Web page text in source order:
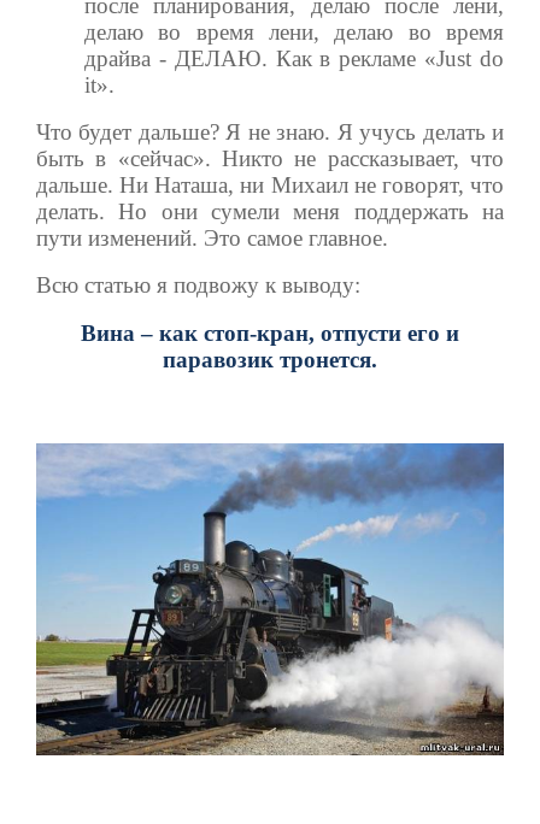
делаю во время лени, делаю во время
драйва - ДЕЛАЮ. Как в рекламе «Just do
it».
Что будет дальше? Я не знаю. Я учусь делать и
быть в «сейчас». Никто не рассказывает, что
дальше. Ни Наташа, ни Михаил не говорят, что
делать. Но они сумели меня поддержать на
пути изменений. Это самое главное.
Всю статью я подвожу к выводу:
Вина – как стоп-кран, отпусти его и
паравозик тронется.